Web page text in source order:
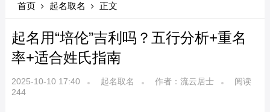
首页 起名取名 正文
起名用“培伦”吉利吗？五行分析+重名
率+适合姓氏指南
2025-10-10 17:40 起名取名 作者：流云居士
阅读
244